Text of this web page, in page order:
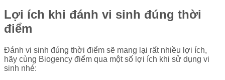
Lợi ích khi đánh vi sinh đúng thời
điểm
Đánh vi sinh đúng thời điểm sẽ mang lại rất nhiều lợi ích,
hãy cùng Biogency điểm qua một số lợi ích khi sử dụng vi
sinh nhé: